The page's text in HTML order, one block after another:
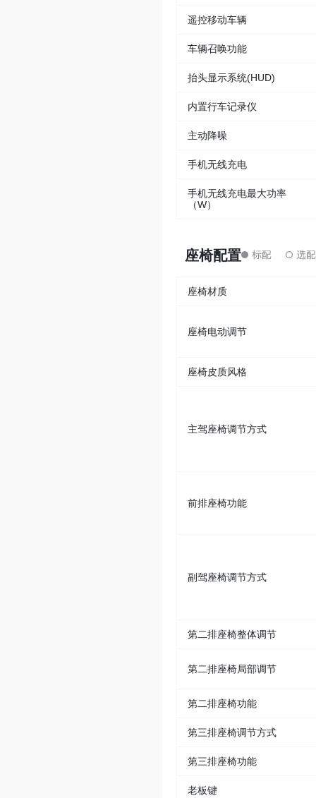
遥控移动车辆
车辆召唤功能
抬头显示系统(HUD)
内置行车记录仪
主动降噪
手机无线充电
手机无线充电最大功率
（W）
座椅配置
座椅材质
座椅电动调节
座椅皮质风格
主驾座椅调节方式
前排座椅功能
副驾座椅调节方式
第二排座椅整体调节
第二排座椅局部调节
第二排座椅功能
第三排座椅调节方式
第三排座椅功能
老板键